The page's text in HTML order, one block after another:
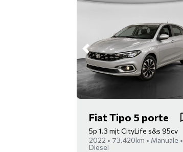
Fiat Tipo 5 porte
5p 1.3 mjt CityLife s&s 95cv
2022 • 73.420km • Manuale •
Diesel